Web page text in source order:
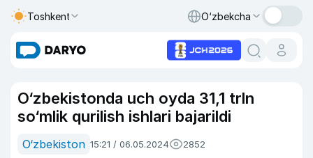
Toshkent O‘zbekcha
O‘zbekistonda uch oyda 31,1 trln
so‘mlik qurilish ishlari bajarildi
O‘zbekiston 15:21 / 06.05.2024 2852